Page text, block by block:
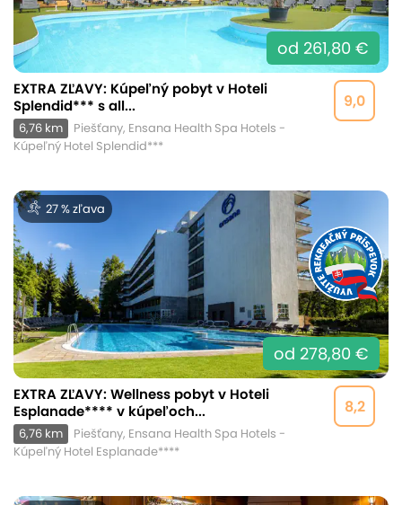
od 261,80 €
9,0
EXTRA ZĽAVY: Kúpeľný pobyt v Hoteli
Splendid*** s all...
6,76 km
Piešťany, Ensana Health Spa Hotels -
Kúpeľný Hotel Splendid***
27 % zľava
od 278,80 €
8,2
EXTRA ZĽAVY: Wellness pobyt v Hoteli
Esplanade**** v kúpeľoch...
6,76 km
Piešťany, Ensana Health Spa Hotels -
Kúpeľný Hotel Esplanade****